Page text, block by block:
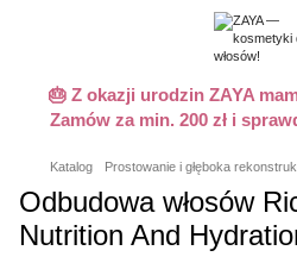
🎂 Z okazji urodzin ZAYA
Zamów za min. 200 zł i
Katalog Prostowanie i głęboka
Odbudowa włosów
Nutrition And